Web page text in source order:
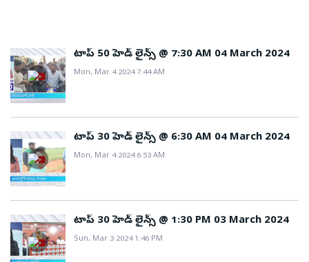
టాప్ 50 హెడ్ లైన్స్ @ 7:30 AM 04 March 2024
Mon, Mar 4 2024 7:44 AM
టాప్ 30 హెడ్ లైన్స్ @ 6:30 AM 04 March 2024
Mon, Mar 4 2024 6:53 AM
టాప్ 30 హెడ్ లైన్స్ @ 1:30 PM 03 March 2024
Sun, Mar 3 2024 1:46 PM